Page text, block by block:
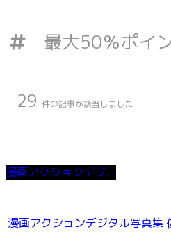
最大50％ポイ
29 件の記事が該当しました
漫画アクションデジ...
漫画アクションデジタル写真集